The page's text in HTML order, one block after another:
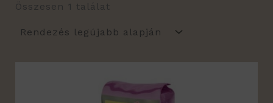
Összesen 1 találat